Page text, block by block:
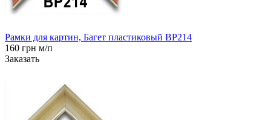
Рамки для картин, Багет пластиковый BP214
160 грн м/п
Заказать